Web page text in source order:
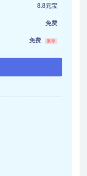
8.8元宝
免费
免费 推荐